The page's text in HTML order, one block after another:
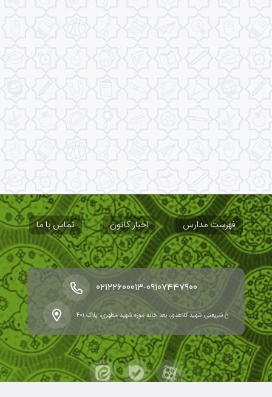
فهرست مدارس اخبار کانون تماس با ما
خ شریعتی، شهید کلاهدوز، بعد خانه موزه شهید مطهری، پلاک ۴۰۱
۰۹۱۰۷۴۴۷۹۰۰-۰۲۱۲۲۶۰۰۰۱۳